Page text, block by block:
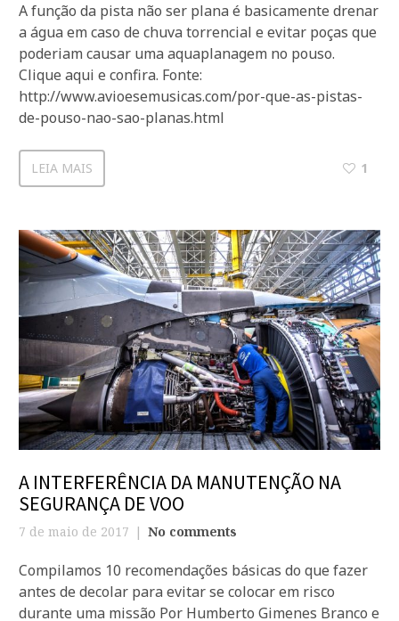
A função da pista não ser plana é basicamente drenar
a água em caso de chuva torrencial e evitar poças que
poderiam causar uma aquaplanagem no pouso.
Clique aqui e confira. Fonte:
http://www.avioesemusicas.com/por-que-as-pistas-
de-pouso-nao-sao-planas.html
LEIA MAIS 1
A INTERFERÊNCIA DA MANUTENÇÃO NA
SEGURANÇA DE VOO
7 de maio de 2017 No comments
Compilamos 10 recomendações básicas do que fazer
antes de decolar para evitar se colocar em risco
durante uma missão Por Humberto Gimenes Branco e